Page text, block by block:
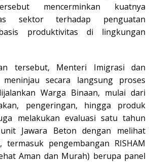
mencerminkan kuatnya
sektor terhadap penguatan
produktivitas di lingkungan
tersebut, Menteri Imigrasi dan
meninjau secara langsung proses
Warga Binaan, mulai dari
pengeringan, hingga produk
melakukan evaluasi satu tahun
Jawara Beton dengan melihat
termasuk pengembangan RISHAM
Aman dan Murah) berupa panel